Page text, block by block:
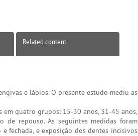
Related content
e lábios. O presente estudo mediu as
quatro grupos: 15-30 anos, 31-45 anos,
repouso. As seguintes medidas foram
fechada, e exposição dos dentes incisivos